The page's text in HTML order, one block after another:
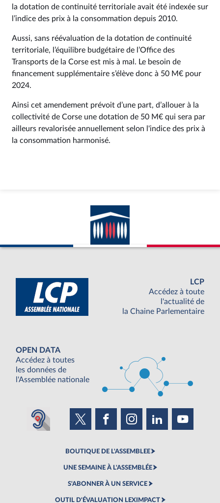
la dotation de continuité territoriale avait été indexée sur
l’indice des prix à la consommation depuis 2010.
Aussi, sans réévaluation de la dotation de continuité
territoriale, l’équilibre budgétaire de l’Office des
Transports de la Corse est mis à mal. Le besoin de
financement supplémentaire s’élève donc à 50 M€ pour
2024.
Ainsi cet amendement prévoit d’une part, d’allouer à la
collectivité de Corse une dotation de 50 M€ qui sera par
ailleurs revalorisée annuellement selon l'indice des prix à
la consommation harmonisé.
LCP
Accédez à toute
l'actualité de
la Chaine Parlementaire
OPEN DATA
Accédez à toutes
les données de
l'Assemblée nationale
BOUTIQUE DE L'ASSEMBLEE
UNE SEMAINE À L'ASSEMBLÉE
S'ABONNER À UN SERVICE
OUTIL D'ÉVALUATION LEXIMPACT